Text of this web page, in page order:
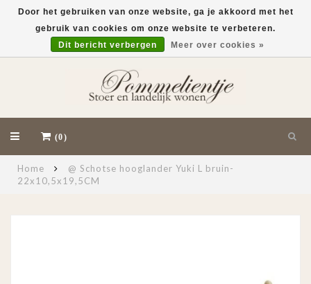
(0)
Home
@ Schotse hooglander Yuki L bruin-
22x10,5x19,5CM
Door het gebruiken van onze website, ga je akkoord met het
gebruik van cookies om onze website te verbeteren.
Dit bericht verbergen
Meer over cookies »